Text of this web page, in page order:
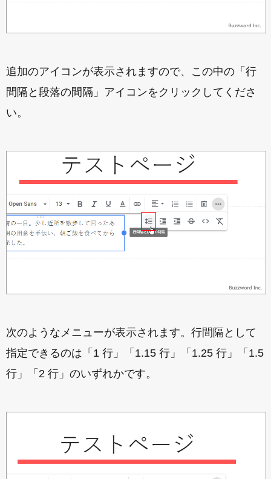
追加のアイコンが表示されますので、この中の「行
間隔と段落の間隔」アイコンをクリックしてくださ
い。
次のようなメニューが表示されます。行間隔として
指定できるのは「1 行」「1.15 行」「1.25 行」「1.5
行」「2 行」のいずれかです。